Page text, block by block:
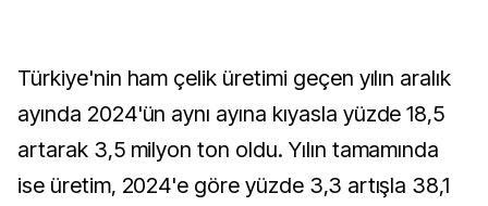
Türkiye'nin ham çelik üretimi geçen yılın aralık
ayında 2024'ün aynı ayına kıyasla yüzde 18,5
artarak 3,5 milyon ton oldu. Yılın tamamında
ise üretim, 2024'e göre yüzde 3,3 artışla 38,1